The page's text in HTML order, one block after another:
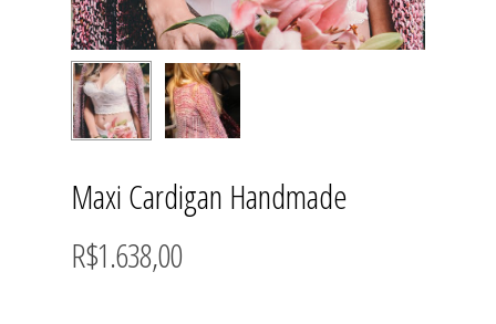
Maxi Cardigan Handmade
R$1.638,00